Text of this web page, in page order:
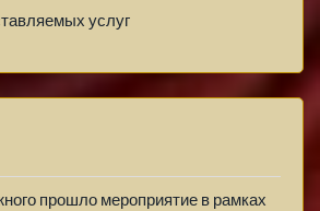
услуг
прошло мероприятие в рамках